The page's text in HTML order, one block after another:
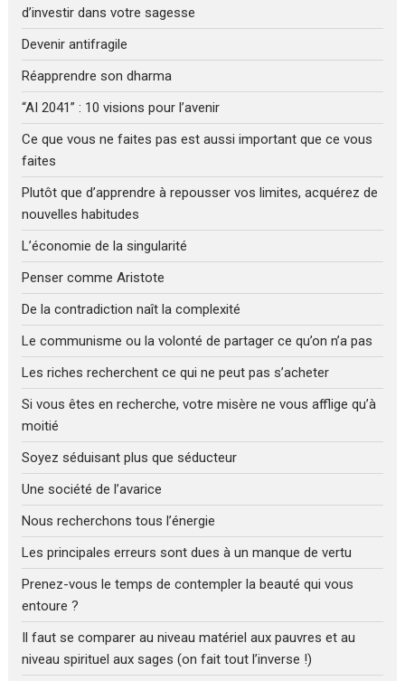
d’investir dans votre sagesse
Devenir antifragile
Réapprendre son dharma
“AI 2041” : 10 visions pour l’avenir
Ce que vous ne faites pas est aussi important que ce vous
faites
Plutôt que d’apprendre à repousser vos limites, acquérez de
nouvelles habitudes
L’économie de la singularité
Penser comme Aristote
De la contradiction naît la complexité
Le communisme ou la volonté de partager ce qu’on n’a pas
Les riches recherchent ce qui ne peut pas s’acheter
Si vous êtes en recherche, votre misère ne vous afflige qu’à
moitié
Soyez séduisant plus que séducteur
Une société de l’avarice
Nous recherchons tous l’énergie
Les principales erreurs sont dues à un manque de vertu
Prenez-vous le temps de contempler la beauté qui vous
entoure ?
Il faut se comparer au niveau matériel aux pauvres et au
niveau spirituel aux sages (on fait tout l’inverse !)